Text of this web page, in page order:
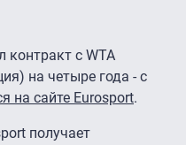
контракт с WTA
на четыре года - с
на сайте Eurosport.
получает